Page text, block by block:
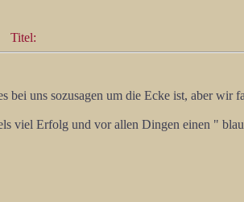
Titel:
bei uns sozusagen um die Ecke ist, aber wir
viel Erfolg und vor allen Dingen einen "